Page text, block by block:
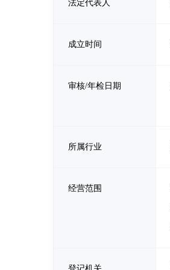
法定代表人
成立时间
审核/年检日期
所属行业
经营范围